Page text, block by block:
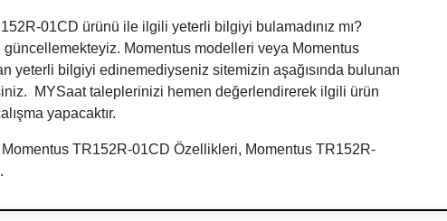
01CD ürünü ile ilgili yeterli bilgiyi bulamadınız mı?
Momentus modelleri veya Momentus
yeterli bilgiyi edinemediyseniz sitemizin aşağısında bulunan
MYSaat taleplerinizi hemen değerlendirerek ilgili ürün
yapacaktır.
TR152R-01CD Özellikleri, Momentus TR152R-